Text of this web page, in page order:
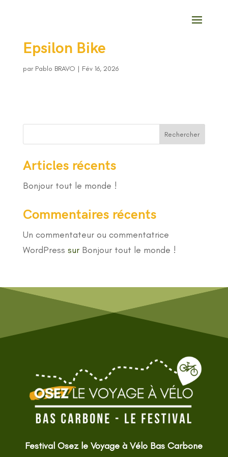
Epsilon Bike
par Pablo BRAVO | Fév 16, 2026
Rechercher
Articles récents
Bonjour tout le monde !
Commentaires récents
Un commentateur ou commentatrice
WordPress sur Bonjour tout le monde !
Festival Osez le Voyage à Vélo Bas Carbone